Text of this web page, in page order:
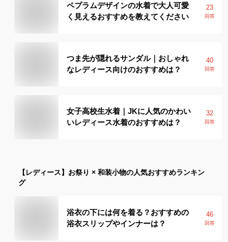
ペプラムデザインの水着で大人可愛
く見えるおすすめを教えてください
23
回答
つま先が隠れるサンダル｜おしゃれ
なレディース向けのおすすめは？
40
回答
女子高校生水着｜JKに人気のかわい
いレディース水着のおすすめは？
32
回答
【レディース】 お祭り × 和装小物の人気おすすめランキン
グ
浴衣の下には何を着る？おすすめの
浴衣スリップやインナーは？
46
回答